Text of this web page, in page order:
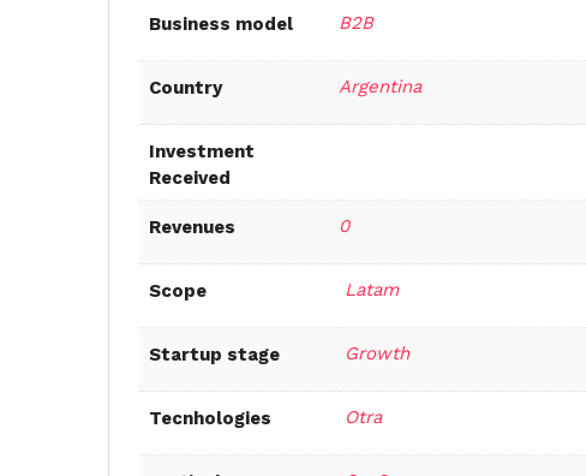
Business model B2B
Country Argentina
Investment
Received
Revenues 0
Scope Latam
Startup stage Growth
Tecnhologies Otra